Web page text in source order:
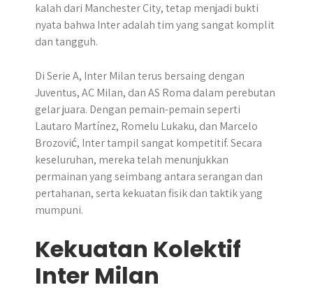
kalah dari Manchester City, tetap menjadi bukti
nyata bahwa Inter adalah tim yang sangat komplit
dan tangguh.
Di Serie A, Inter Milan terus bersaing dengan
Juventus, AC Milan, dan AS Roma dalam perebutan
gelar juara. Dengan pemain-pemain seperti
Lautaro Martínez, Romelu Lukaku, dan Marcelo
Brozović, Inter tampil sangat kompetitif. Secara
keseluruhan, mereka telah menunjukkan
permainan yang seimbang antara serangan dan
pertahanan, serta kekuatan fisik dan taktik yang
mumpuni.
Kekuatan Kolektif
Inter Milan